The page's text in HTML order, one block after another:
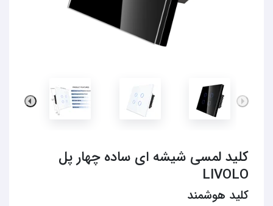
کلید لمسی شیشه ای ساده چهار پل
LIVOLO
کلید هوشمند